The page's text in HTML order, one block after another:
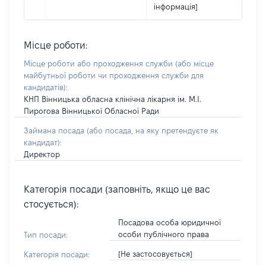
інформація]
Місце роботи:
Місце роботи або проходження служби (або місце
майбутньої роботи чи проходження служби для
кандидатів):
КНП Вінницька обласна клінічна лікарня ім. М.І.
Пирогова Вінницької Обласної Ради
Займана посада (або посада, на яку претендуєте як
кандидат):
Директор
Категорія посади (заповніть, якщо це вас
стосується):
Тип посади:
Посадова особа юридичної
особи публічного права
Категорія посади: [Не застосовується]